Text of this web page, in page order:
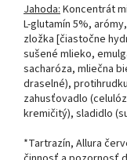
Jahoda: Koncentrát
L-glutamín 5%,
zložka [čiastočne
sušené mlieko,
sacharóza, mliečna
draselné),
zahusťovadlo
kremičitý), sladidlo
*Tartrazín, Allura